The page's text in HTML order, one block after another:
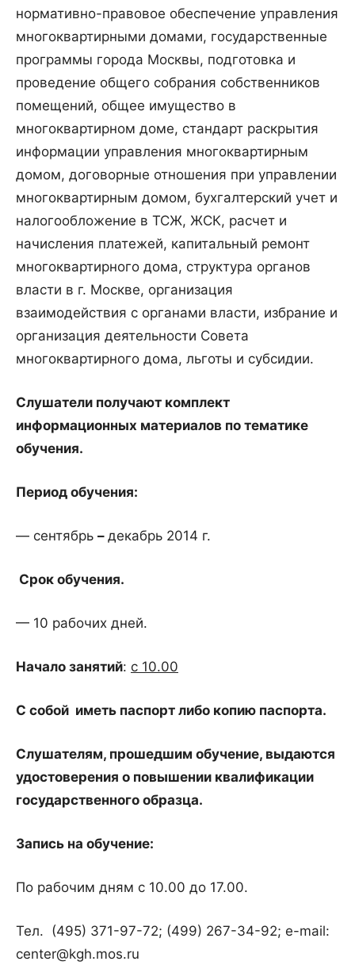
нормативно-правовое обеспечение управления
многоквартирными домами, государственные
программы города Москвы, подготовка и
проведение общего собрания собственников
помещений, общее имущество в
многоквартирном доме, стандарт раскрытия
информации управления многоквартирным
домом, договорные отношения при управлении
многоквартирным домом, бухгалтерский учет и
налогообложение в ТСЖ, ЖСК, расчет и
начисления платежей, капитальный ремонт
многоквартирного дома, структура органов
власти в г. Москве, организация
взаимодействия с органами власти, избрание и
организация деятельности Совета
многоквартирного дома, льготы и субсидии.
Слушатели получают комплект
информационных материалов по тематике
обучения.
Период обучения:
— сентябрь – декабрь 2014 г.
Срок обучения.
— 10 рабочих дней.
Начало занятий: с 10.00
С собой иметь паспорт либо копию паспорта.
Слушателям, прошедшим обучение, выдаются
удостоверения о повышении квалификации
государственного образца.
Запись на обучение:
По рабочим дням с 10.00 до 17.00.
Тел. (495) 371-97-72; (499) 267-34-92; e-mail:
center@kgh.mos.ru